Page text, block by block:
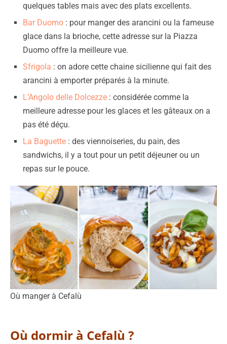
quelques tables mais avec des plats excellents.
Bar Duomo : pour manger des arancini ou la fameuse
glace dans la brioche, cette adresse sur la Piazza
Duomo offre la meilleure vue.
Sfrigola : on adore cette chaine sicilienne qui fait des
arancini à emporter préparés à la minute.
L’Angolo delle Dolcezze : considérée comme la
meilleure adresse pour les glaces et les gâteaux on a
pas été déçu.
La Baguette : des viennoiseries, du pain, des
sandwichs, il y a tout pour un petit déjeuner ou un
repas sur le pouce.
Où manger à Cefalù
Où dormir à Cefalù ?